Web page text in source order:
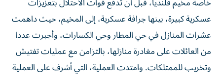
عسكرية كبيرة، بينها جرافة عسكرية، إلى المخيم، حيث داهمت
عشرات المنازل في حي المطار وحي الكسارات، وأجبرت عددا
من العائلات على مغادرة منازلها، بالتزامن مع عمليات تفتيش
وتخريب للممتلكات. وامتدت العملية، التي أشرف على العملية